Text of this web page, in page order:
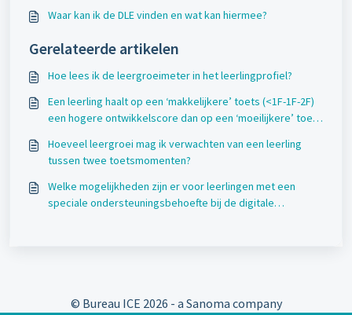
Waar kan ik de DLE vinden en wat kan hiermee?
Gerelateerde artikelen
Hoe lees ik de leergroeimeter in het leerlingprofiel?
Een leerling haalt op een ‘makkelijkere’ toets (<1F-1F-2F)
een hogere ontwikkelscore dan op een ‘moeilijkere’ toets
Hoeveel leergroei mag ik verwachten van een leerling
tussen twee toetsmomenten?
Welke mogelijkheden zijn er voor leerlingen met een
speciale ondersteuningsbehoefte bij de digitale
© Bureau ICE 2026 - a Sanoma company